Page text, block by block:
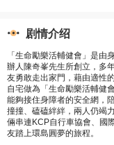
剧情介绍
「生命勵樂活輔健會」是由
辦人陳奇峯先生所創立，多
友勇敢走出家門，藉由適性
自宅做為「生命勵樂活輔健
能夠接住身障者的安全網，
撞撞、磕磕絆絆，兩人仍竭
倆串連KCP自行車協會、國
友踏上環島圓夢的旅程。